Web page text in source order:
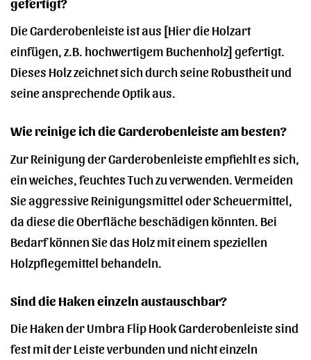
Die Garderobenleiste ist aus [Hier die Holzart
einfügen, z.B. hochwertigem Buchenholz] gefertigt.
Dieses Holz zeichnet sich durch seine Robustheit und
seine ansprechende Optik aus.
Wie reinige ich die Garderobenleiste am besten?
Zur Reinigung der Garderobenleiste empfiehlt es sich,
ein weiches, feuchtes Tuch zu verwenden. Vermeiden
Sie aggressive Reinigungsmittel oder Scheuermittel,
da diese die Oberfläche beschädigen könnten. Bei
Bedarf können Sie das Holz mit einem speziellen
Holzpflegemittel behandeln.
Sind die Haken einzeln austauschbar?
Die Haken der Umbra Flip Hook Garderobenleiste sind
fest mit der Leiste verbunden und nicht einzeln